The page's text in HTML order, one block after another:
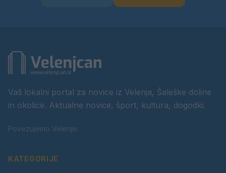
Vaš lokalni portal za novice iz Velenja, Šaleške doline
in okolice. Aktualne novice, šport, kultura, dogodki.
Povezujemo Velenje.
KATEGORIJE